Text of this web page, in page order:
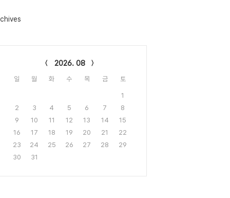
2026. 08
일 월 화 수 목 금 토
1
2
3 4 5 6 7
8
9
10 11 12 13 14
15
16
17 18 19 20 21
22
23
24 25 26 27 28
29
30
31